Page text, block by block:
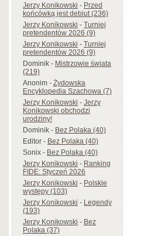
Jerzy Konikowski-Przed
końcówką jest debiut (236)
Jerzy Konikowski-Turniej
pretendentów 2026 (9)
Jerzy Konikowski-Turniej
pretendentów 2026 (9)
Dominik-Mistrzowie świata
(219)
Anonim-Żydowska
Encyklopedia Szachowa (7)
Jerzy Konikowski-Jerzy
Konikowski obchodzi
urodziny!
Dominik-Bez Polaka (40)
Editor-Bez Polaka (40)
Sonix-Bez Polaka (40)
Jerzy Konikowski-Ranking
FIDE: Styczeń 2026
Jerzy Konikowski-Polskie
występy (103)
Jerzy Konikowski-Legendy
(193)
Jerzy Konikowski-Bez
Polaka (37)